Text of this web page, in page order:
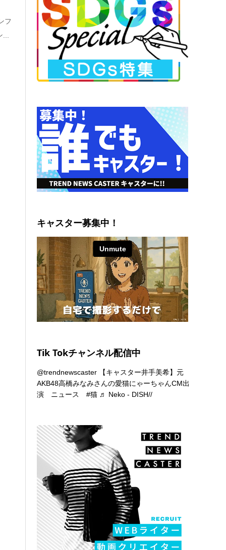
フ
キャスター募集中！
Tik Tokチャンネル配信中
@trendnewscaster 【キャスター井手美希】元
AKB48高橋みなみさんの愛猫にゃーちゃんCM出
演 ニュース#猫 ♬ Neko - DISH//